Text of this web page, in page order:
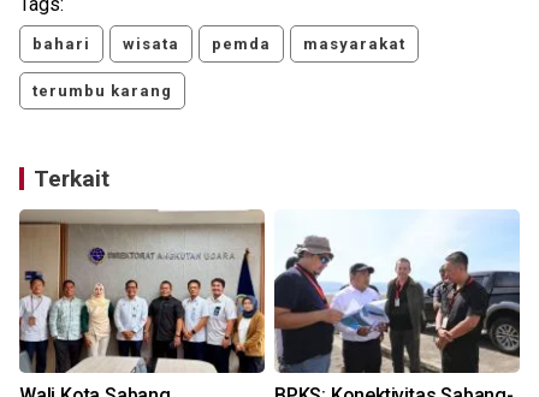
bahari wisata pemda masyarakat
terumbu karang
Terkait